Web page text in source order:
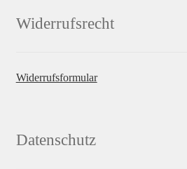
Widerrufsrecht
Widerrufsformular
Datenschutz